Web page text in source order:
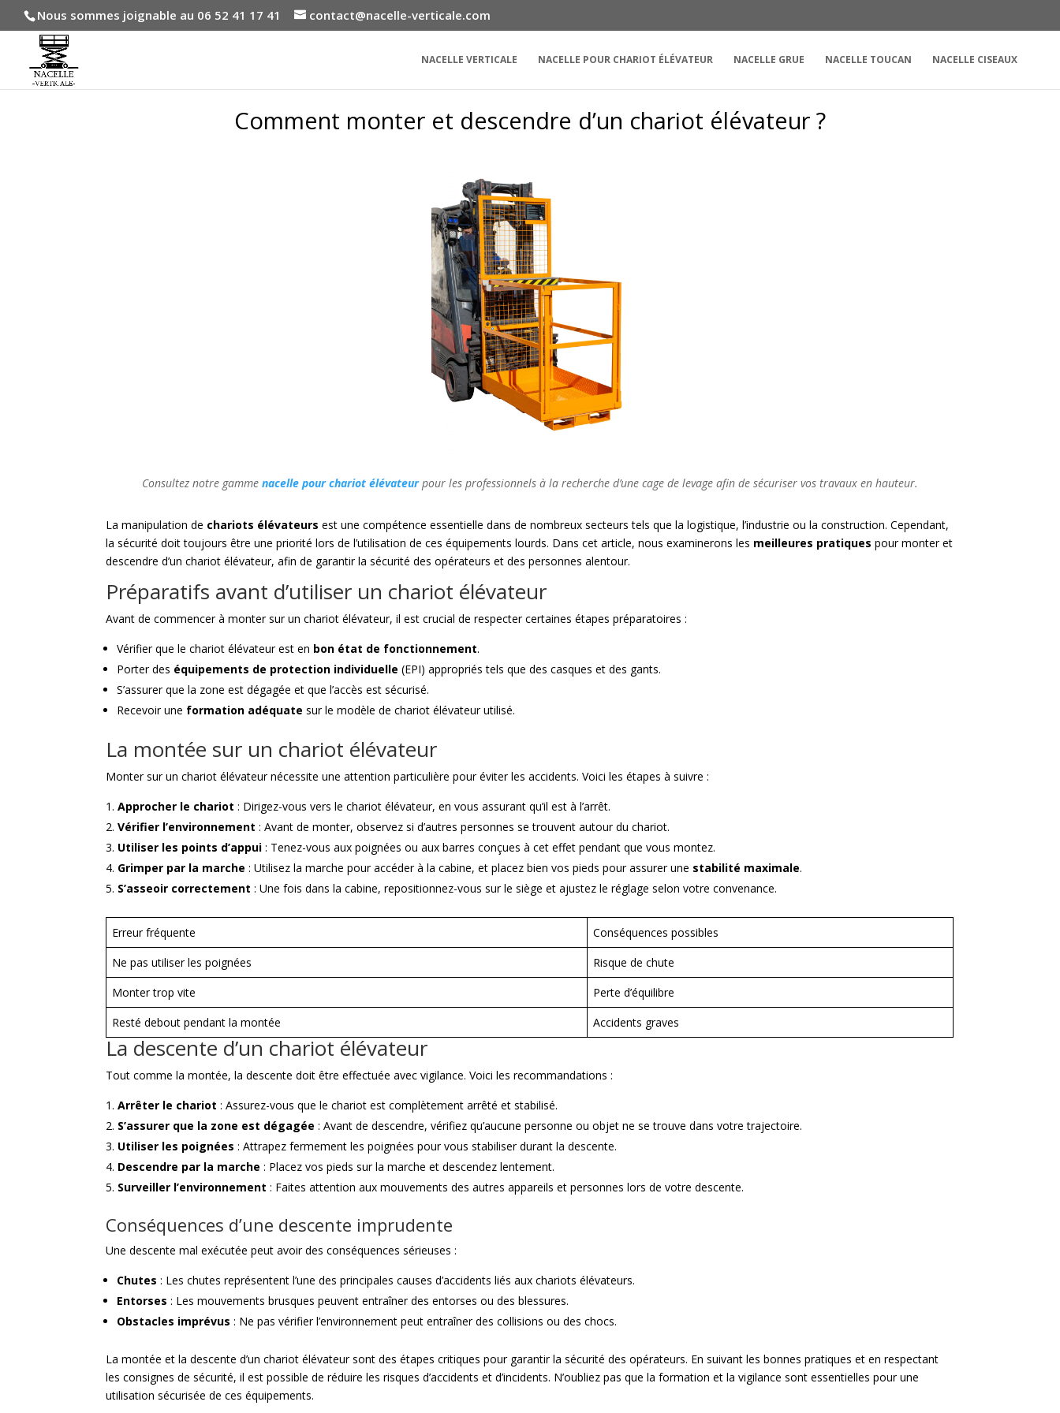
Nous sommes joignable au 06 52 41 17 41 contact@nacelle-verticale.com
NACELLE VERTICALE NACELLE POUR CHARIOT ÉLÉVATEUR NACELLE GRUE NACELLE TOUCAN NACELLE CISEAUX
Comment monter et descendre d’un chariot élévateur ?
Consultez notre gamme nacelle pour chariot élévateurpour les professionnels à la recherche d’une cage de levage afin de sécuriser vos travaux en hauteur.
La manipulation de chariots élévateurs est une compétence essentielle dans de nombreux secteurs tels que la logistique, l’industrie ou la construction. Cependant,
la sécurité doit toujours être une priorité lors de l’utilisation de ces équipements lourds. Dans cet article, nous examinerons les meilleures pratiques pour monter et
descendre d’un chariot élévateur, afin de garantir la sécurité des opérateurs et des personnes alentour.
Préparatifs avant d’utiliser un chariot élévateur
Avant de commencer à monter sur un chariot élévateur, il est crucial de respecter certaines étapes préparatoires :
Vérifier que le chariot élévateur est en bon état de fonctionnement.
Porter des équipements de protection individuelle (EPI) appropriés tels que des casques et des gants.
S’assurer que la zone est dégagée et que l’accès est sécurisé.
Recevoir une formation adéquate sur le modèle de chariot élévateur utilisé.
La montée sur un chariot élévateur
Monter sur un chariot élévateur nécessite une attention particulière pour éviter les accidents. Voici les étapes à suivre :
Approcher le chariot : Dirigez-vous vers le chariot élévateur, en vous assurant qu’il est à l’arrêt.
Vérifier l’environnement : Avant de monter, observez si d’autres personnes se trouvent autour du chariot.
Utiliser les points d’appui : Tenez-vous aux poignées ou aux barres conçues à cet effet pendant que vous montez.
Grimper par la marche : Utilisez la marche pour accéder à la cabine, et placez bien vos pieds pour assurer une stabilité maximale.
S’asseoir correctement : Une fois dans la cabine, repositionnez-vous sur le siège et ajustez le réglage selon votre convenance.
Erreur fréquente
Conséquences possibles
Ne pas utiliser les poignées
Risque de chute
Monter trop vite
Perte d’équilibre
Resté debout pendant la montée
Accidents graves
La descente d’un chariot élévateur
Tout comme la montée, la descente doit être effectuée avec vigilance. Voici les recommandations :
Arrêter le chariot : Assurez-vous que le chariot est complètement arrêté et stabilisé.
S’assurer que la zone est dégagée : Avant de descendre, vérifiez qu’aucune personne ou objet ne se trouve dans votre trajectoire.
Utiliser les poignées : Attrapez fermement les poignées pour vous stabiliser durant la descente.
Descendre par la marche : Placez vos pieds sur la marche et descendez lentement.
Surveiller l’environnement : Faites attention aux mouvements des autres appareils et personnes lors de votre descente.
Conséquences d’une descente imprudente
Une descente mal exécutée peut avoir des conséquences sérieuses :
Chutes : Les chutes représentent l’une des principales causes d’accidents liés aux chariots élévateurs.
Entorses : Les mouvements brusques peuvent entraîner des entorses ou des blessures.
Obstacles imprévus : Ne pas vérifier l’environnement peut entraîner des collisions ou des chocs.
La montée et la descente d’un chariot élévateur sont des étapes critiques pour garantir la sécurité des opérateurs. En suivant les bonnes pratiques et en respectant
les consignes de sécurité, il est possible de réduire les risques d’accidents et d’incidents. N’oubliez pas que la formation et la vigilance sont essentielles pour une
utilisation sécurisée de ces équipements.